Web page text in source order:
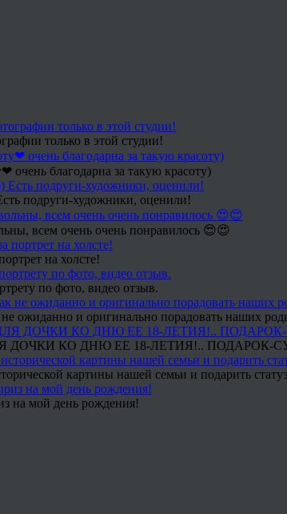
только в этой студии!
очень благодарна за такую красоту)
подруги-художники, оценили!
всем очень очень понравилось 😍😍
на холсте!
по фото, видео отзыв.
ожиданно и оригинально порадовать наших
ДОЧКИ КО ДНЮ ЕЕ 18-ЛЕТИЯ!.. ПОДАРОК-
картины нашей семьи и подарить
на мой день рождения!